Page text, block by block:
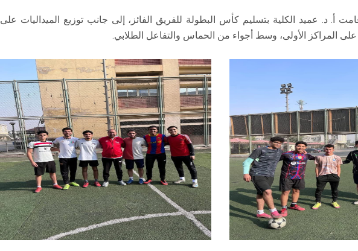
أ. د. عميد الكلية بتسليم كأس البطولة للفريق الفائز، إلى جانب توزيع الميداليات على
على المراكز الأولى، وسط أجواء من الحماس والتفاعل الطلابي.